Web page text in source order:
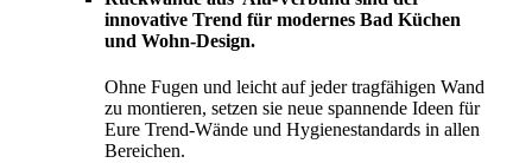
innovative Trend für modernes Bad Küchen
und Wohn-Design.
Ohne Fugen und leicht auf jeder tragfähigen Wand
zu montieren, setzen sie neue spannende Ideen für
Eure Trend-Wände und Hygienestandards in allen
Bereichen.